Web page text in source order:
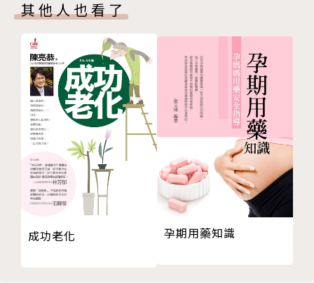
貼心圖解髖關節的肌肉骨骼、檢測和訓練動作，只要掃
瞄QR Code，跟著作者親自示範的影片自行在家練
習，就能有效預防髖關節提早老化磨損，跑跳跨蹲都變
得靈活有力。
厚底鞋的優勢在於髖關節不用「彎曲」
貼地型跑法的缺點
從鞋底可看出一個人的走路姿勢與髖關節的健康程度
「評估身體狀況」是健身的第一步
改善髖關節功能的三個步驟
專欄 發現髖關節神奇之處的心路歷程
第4章 調整髖關節，使肌肉平衡
身體力行、評估髖關節的方法
改善大肌肉的柔軟度
大腿後肌
臀大肌
其他人也看了
成功老化 孕期用藥知識